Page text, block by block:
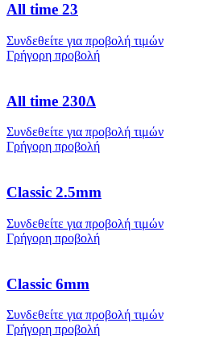
All time 23
Συνδεθείτε για προβολή τιμών
Γρήγορη προβολή
All time 230Δ
Συνδεθείτε για προβολή τιμών
Γρήγορη προβολή
Classic 2.5mm
Συνδεθείτε για προβολή τιμών
Γρήγορη προβολή
Classic 6mm
Συνδεθείτε για προβολή τιμών
Γρήγορη προβολή